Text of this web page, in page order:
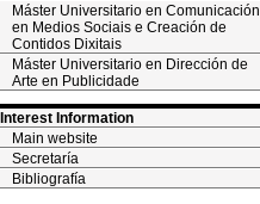
Máster Universitario en Comunicación
en Medios Sociais e Creación de
Contidos Dixitais
Máster Universitario en Dirección de
Arte en Publicidade
Interest Information
Main website
Secretaría
Bibliografía